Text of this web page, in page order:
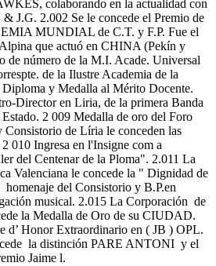
colaborando en la actualidad con
J.G. 2.002 Se le concede el Premio de
MUNDIAL de C.T. y F.P. Fue el
que actuó en CHINA (Pekín y
de número de la M.I. Acade. Universal
de la Ilustre Academia de la
y Medalla al Mérito Docente.
Director en Liria, de la primera Banda
2 009 Medalla de oro del Foro
de Líria le conceden las
010 Ingresa en l'Insigne com a
del Centenar de la Ploma". 2.011 La
Valenciana le concede la " Dignidad de
del Consistorio y B.P.en
musical. 2.015 La Corporación de
la Medalla de Oro de su CIUDAD.
d’ Honor Extraordinario en ( JB ) OPL.
la distinción PARE ANTONI y el
Jaime l.